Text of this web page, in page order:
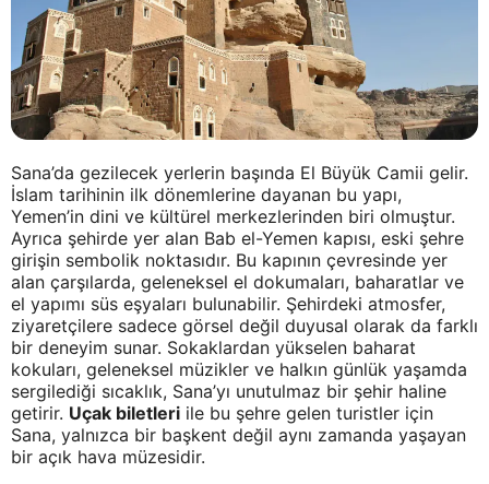
Sana’da gezilecek yerlerin başında El Büyük Camii gelir.
İslam tarihinin ilk dönemlerine dayanan bu yapı,
Yemen’in dini ve kültürel merkezlerinden biri olmuştur.
Ayrıca şehirde yer alan Bab el-Yemen kapısı, eski şehre
girişin sembolik noktasıdır. Bu kapının çevresinde yer
alan çarşılarda, geleneksel el dokumaları, baharatlar ve
el yapımı süs eşyaları bulunabilir. Şehirdeki atmosfer,
ziyaretçilere sadece görsel değil duyusal olarak da farklı
bir deneyim sunar. Sokaklardan yükselen baharat
kokuları, geleneksel müzikler ve halkın günlük yaşamda
sergilediği sıcaklık, Sana’yı unutulmaz bir şehir haline
getirir. Uçak biletleri ile bu şehre gelen turistler için
Sana, yalnızca bir başkent değil aynı zamanda yaşayan
bir açık hava müzesidir.